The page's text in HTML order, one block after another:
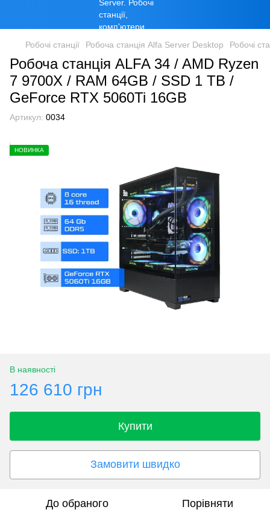
Робочі станції Робоча станція Alfa Server Desktop Робочі
Робоча станція ALFA 34 / AMD Ryzen
7 9700X / RAM 64GB / SSD 1 TB /
GeForce RTX 5060Ti 16GB
Артикул: 0034
НОВИНКА
В наявності
126 610 грн
Купити
Замовити швидко
До обраного Порівняти